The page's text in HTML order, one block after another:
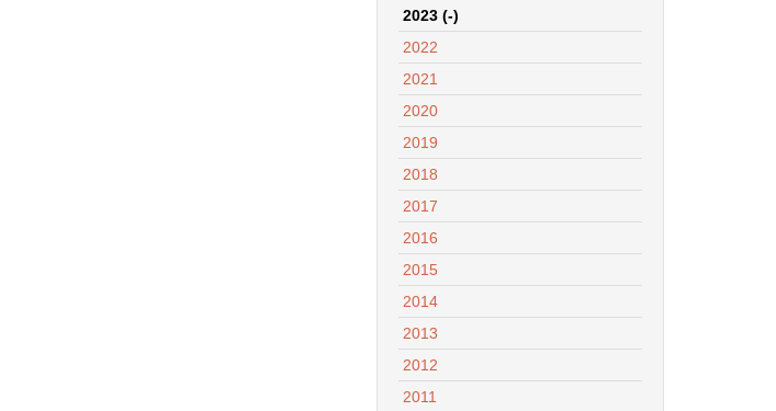
2023 (-)
2022
2021
2020
2019
2018
2017
2016
2015
2014
2013
2012
2011